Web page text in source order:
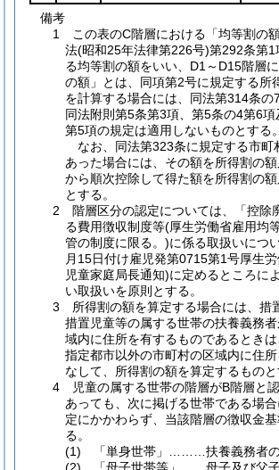
備考
1 この表のC階層における「均等割の
法(昭和25年法律第226号)第292条第1
る均等割の額をいい、D1～D15階層
の額」とは、同項第2号に規定する所
を計算する場合には、同法第314条の
同法附則第5条第3項、第5条の4第6
第5項の規定は適用しないものとする
なお、同法第323条に規定する市町
あった場合には、その額を所得割の
から順次控除して得た額を所得割の
とする。
2 階層区分の認定については、「控除
る費用徴収制度等(厚生労働省雇用均
管の制度に限る。)に係る取扱いにつ
月15日付け雇児発第0715第1号厚生労
児童家庭局長通知)に定めるところに
い取扱いを原則とする。
3 所得割の額を算定する場合には、措
措置児童等の属する世帯の扶養義務
域内に住所を有するものであるとき
指定都市以外の市町村の区域内に住
なして、所得割の額を算定するものと
4 児童の属する世帯の階層がB階層と
あっても、次に掲げる世帯である場
定にかかわらず、当該階層の徴収金
る。
(1) 「単身世帯」………扶養義務者の